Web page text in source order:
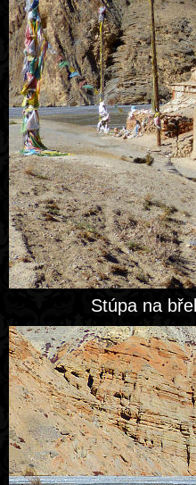
Stúpa na